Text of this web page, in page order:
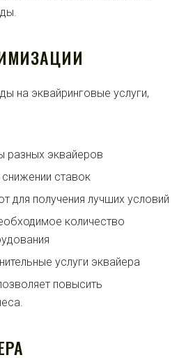
на эквайринговые услуги,
разных эквайеров
ставок
для получения лучших условий
количество
услуги эквайера
повысить